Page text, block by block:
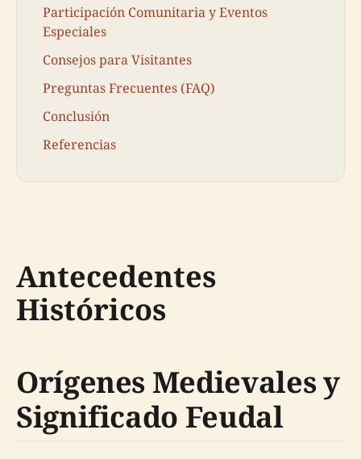
Participación Comunitaria y Eventos
Especiales
Consejos para Visitantes
Preguntas Frecuentes (FAQ)
Conclusión
Referencias
Antecedentes
Históricos
Orígenes Medievales y
Significado Feudal